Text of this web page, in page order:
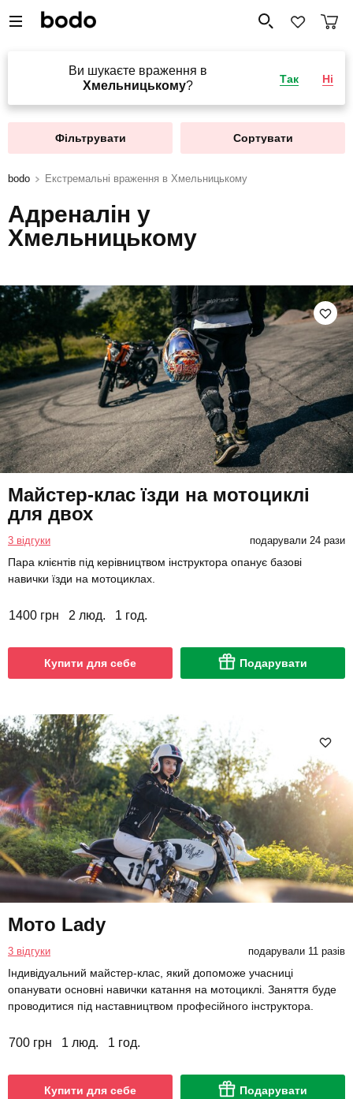
Ви шукаєте враження в
Хмельницькому?
Так Ні
Фільтрувати Сортувати
bodo Екстремальні враження в Хмельницькому
Адреналін у
Хмельницькому
Майстер-клас їзди на мотоциклі
для двох
3 відгуки подарували 24 рази
Пара клієнтів під керівництвом інструктора опанує базові
навички їзди на мотоциклах.
1400 грн 2 люд. 1 год.
Купити для себе Подарувати
Мото Lady
3 відгуки подарували 11 разів
Індивідуальний майстер-клас, який допоможе учасниці
опанувати основні навички катання на мотоциклі. Заняття буде
проводитися під наставництвом професійного інструктора.
700 грн 1 люд. 1 год.
Купити для себе Подарувати